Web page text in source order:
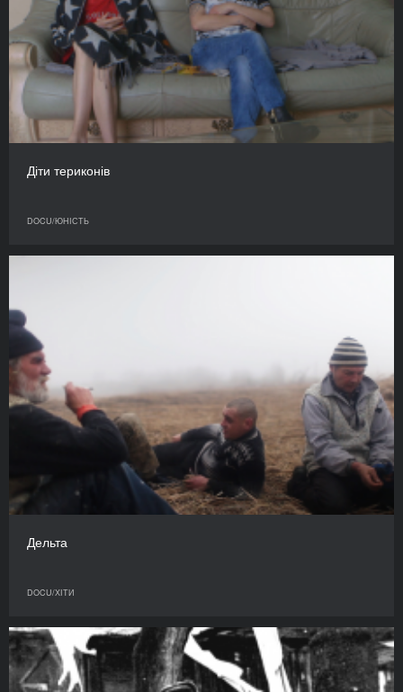
Діти териконів
DOCU/ЮНІСТЬ
Дельта
DOCU/ХІТИ